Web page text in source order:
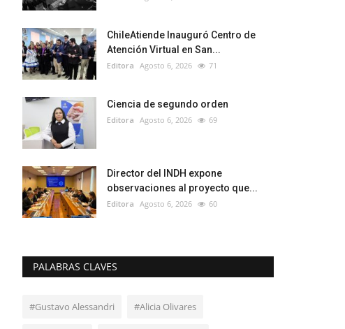
ChileAtiende Inauguró Centro de
Atención Virtual en San...
Editora Agosto 6, 2026 71
Ciencia de segundo orden
Editora Agosto 6, 2026 69
Director del INDH expone
observaciones al proyecto que...
Editora Agosto 6, 2026 60
PALABRAS CLAVES
#Gustavo Alessandri #Alicia Olivares